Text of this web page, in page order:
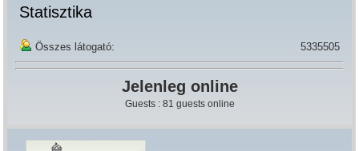
Statisztika
Összes látogató: 5335505
Jelenleg online
Guests : 81 guests online